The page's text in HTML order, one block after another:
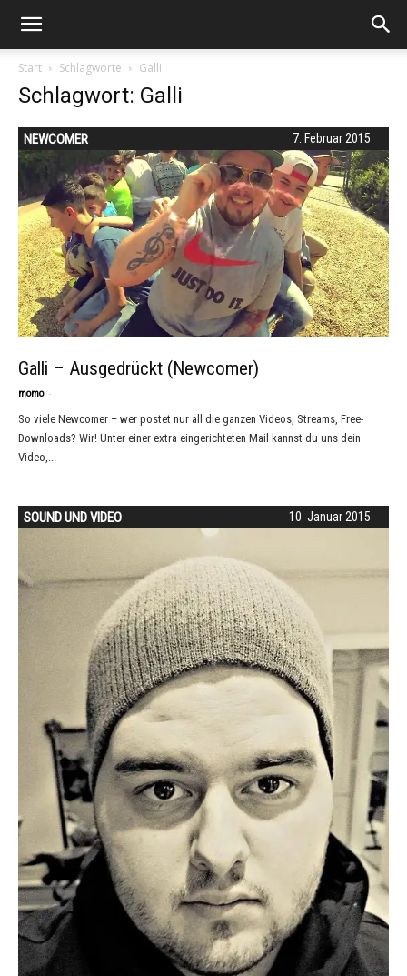
Start Schlagworte Galli
Schlagwort: Galli
7. Februar 2015
NEWCOMER
Galli – Ausgedrückt (Newcomer)
momo -
So viele Newcomer – wer postet nur all die ganzen Videos, Streams, Free-
Downloads? Wir! Unter einer extra eingerichteten Mail kannst du uns dein
Video,...
10. Januar 2015
SOUND UND VIDEO